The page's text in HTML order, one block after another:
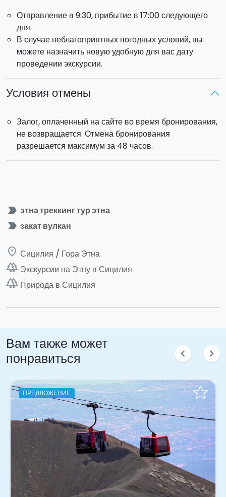
Отправление в 9:30, прибытие в 17:00 следующего
дня.
В случае неблагоприятных погодных условий, вы
можете назначить новую удобную для вас дату
проведении экскурсии.
Условия отмены
Залог, оплаченный на сайте во время бронирования,
не возвращается. Отмена бронирования
разрешается максимум за 48 часов.
label_important этна треккинг тур этна
label_important закат вулкан
place Сицилия / Гора Этна
forest Экскурсии на Этну в Сицилия
forest Природа в Сицилия
Вам также может
понравиться
chevron_left chevron_right
ПРЕДЛОЖЕНИЕ